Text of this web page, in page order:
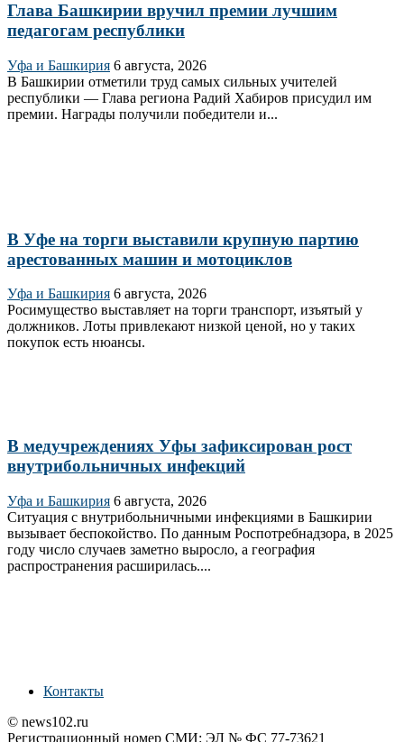
Глава Башкирии вручил премии лучшим
педагогам республики
Уфа и Башкирия 6 августа, 2026
В Башкирии отметили труд самых сильных учителей
республики — Глава региона Радий Хабиров присудил им
премии. Награды получили победители и...
В Уфе на торги выставили крупную партию
арестованных машин и мотоциклов
Уфа и Башкирия 6 августа, 2026
Росимущество выставляет на торги транспорт, изъятый у
должников. Лоты привлекают низкой ценой, но у таких
покупок есть нюансы.
В медучреждениях Уфы зафиксирован рост
внутрибольничных инфекций
Уфа и Башкирия 6 августа, 2026
Ситуация с внутрибольничными инфекциями в Башкирии
вызывает беспокойство. По данным Роспотребнадзора, в 2025
году число случаев заметно выросло, а география
распространения расширилась....
Контакты
© news102.ru
Регистрационный номер СМИ: ЭЛ № ФС 77-73621